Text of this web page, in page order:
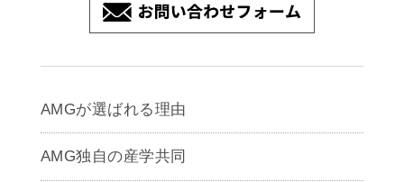
AMGが選ばれる理由
AMG独自の産学共同